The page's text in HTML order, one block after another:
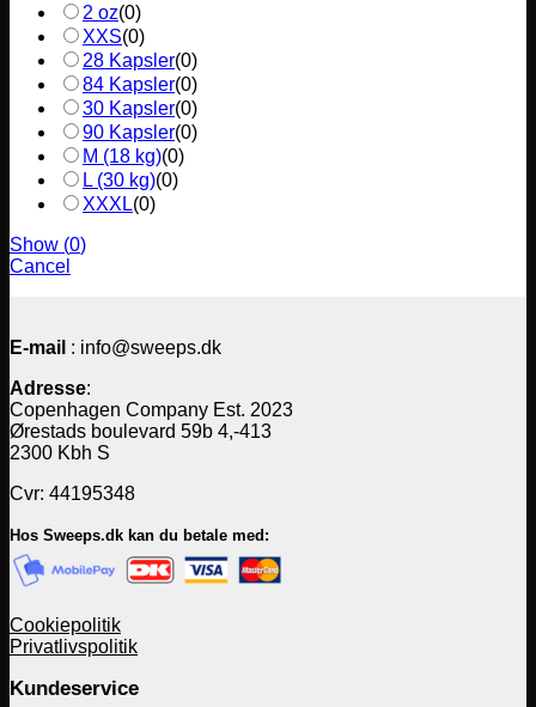
2 oz(0)
XXS(0)
28 Kapsler(0)
84 Kapsler(0)
30 Kapsler(0)
90 Kapsler(0)
M (18 kg)(0)
L (30 kg)(0)
XXXL(0)
Show (0)
Cancel
E-mail : info@sweeps.dk
Adresse:
Copenhagen Company Est. 2023
Ørestads boulevard 59b 4,-413
2300 Kbh S
Cvr: 44195348
Hos Sweeps.dk kan du betale med:
Cookiepolitik
Privatlivspolitik
Kundeservice